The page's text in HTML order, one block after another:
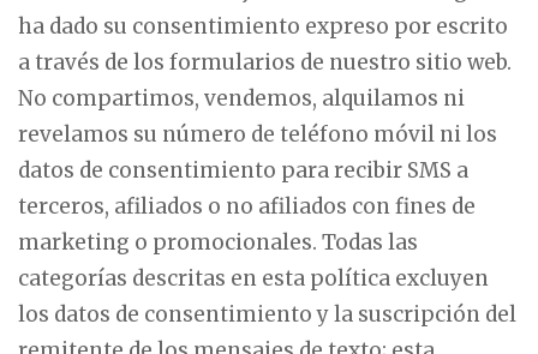
ha dado su consentimiento expreso por escrito
a través de los formularios de nuestro sitio web.
No compartimos, vendemos, alquilamos ni
revelamos su número de teléfono móvil ni los
datos de consentimiento para recibir SMS a
terceros, afiliados o no afiliados con fines de
marketing o promocionales. Todas las
categorías descritas en esta política excluyen
los datos de consentimiento y la suscripción del